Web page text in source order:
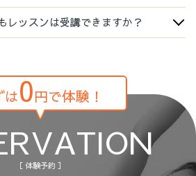
レッスンは受講できますか？
は0円で体験！
［ 体験予約 ］